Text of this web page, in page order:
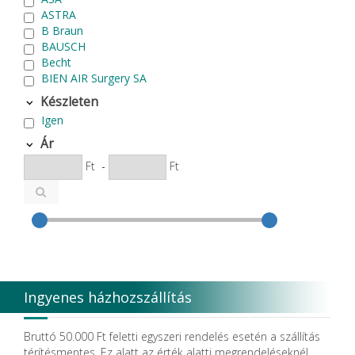
ASTRA
B Braun
BAUSCH
Becht
BIEN AIR Surgery SA
Bode Chemie
Cardex
Carlo de Giorgi srl
CATTANI SpA
CAVEX
Cefla S.C.
CEMM Dental High Tech Ltd.
Coxo Medical Instrument Co. Ltd.
Degradable Solutions AG
DELTA RT.
Dendia GmbH
DenMat Holdings, LLC
Dental Film srl.
Készleten
Igen
Ár
Ft - Ft
Ingyenes házhozszállítás
Bruttó 50.000 Ft feletti egyszeri rendelés esetén a szállítás